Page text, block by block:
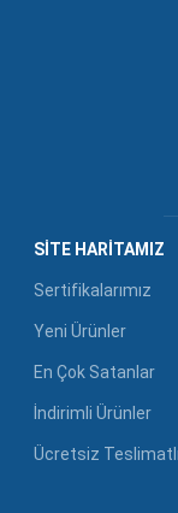
SITE HARITAMIZ
Sertifikalarımız
Yeni Ürünler
En Çok Satanlar
İndirimli Ürünler
Ücretsiz